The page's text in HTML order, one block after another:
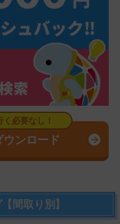
ンロード
間取り別】